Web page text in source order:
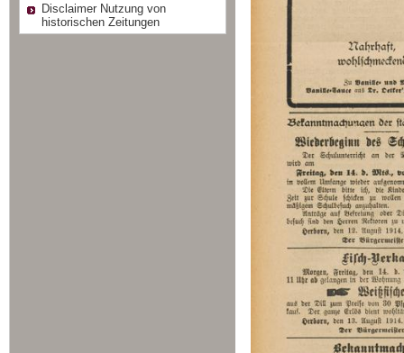
Disclaimer Nutzung von
historischen Zeitungen